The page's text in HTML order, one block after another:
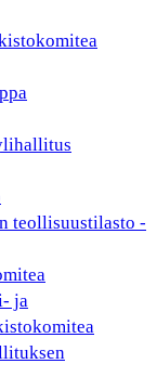
teollisuustilasto -
ja